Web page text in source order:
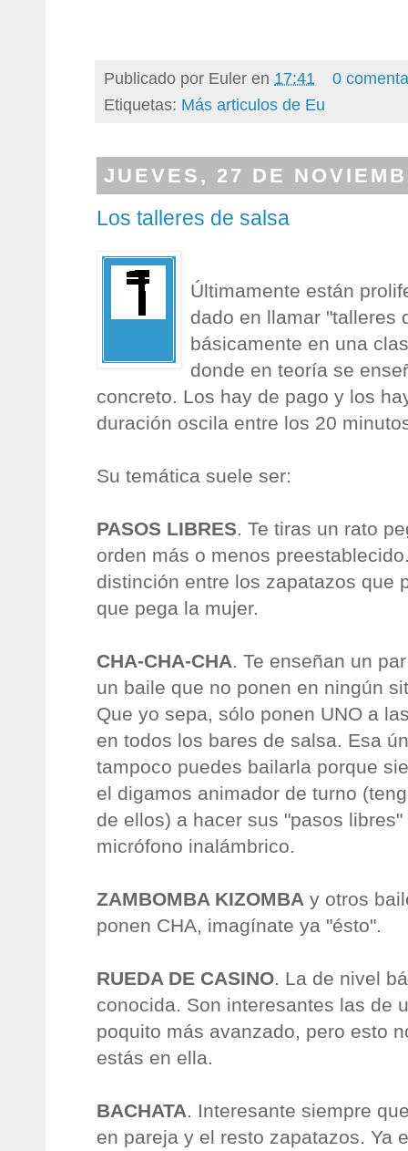
Publicado por Euler en 17:41
0
Etiquetas: Más articulos de Eu
JUEVES, 27 DE
Los talleres de salsa
Últimamente están
dado en llamar "talleres
básicamente en una
donde en teoría se
concreto. Los hay de pago y los
duración oscila entre los 20
Su temática suele ser:
PASOS LIBRES. Te tiras un rato
orden más o menos
distinción entre los zapatazos que
que pega la mujer.
CHA-CHA-CHA. Te enseñan un
un baile que no ponen en ningún
Que yo sepa, sólo ponen UNO a
en todos los bares de salsa. Esa
tampoco puedes bailarla porque
el digamos animador de turno
de ellos) a hacer sus "pasos
micrófono inalámbrico.
ZAMBOMBA KIZOMBA y otros
ponen CHA, imagínate ya "ésto".
RUEDA DE CASINO. La de nivel
conocida. Son interesantes las de
poquito más avanzado, pero esto
estás en ella.
BACHATA. Interesante siempre
en pareja y el resto zapatazos. Ya